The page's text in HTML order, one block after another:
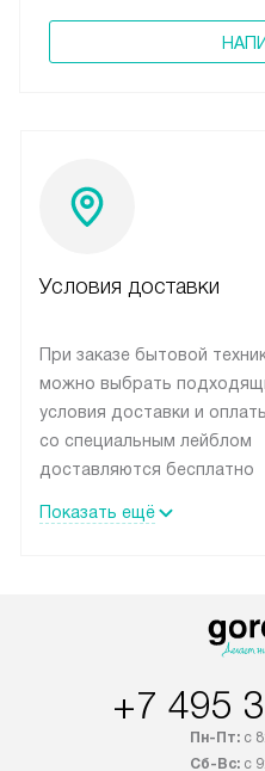
Условия доставки
При заказе бытовой
можно выбрать
условия доставки и
со специальным лейблом
доставляются бесплатно
до подъезда, выезд за
в течение трех дней.
регионы осуществляется
100% предоплаты наша
Показать ещё
+7 495
Пн-Пт:с
Сб-Вс:с